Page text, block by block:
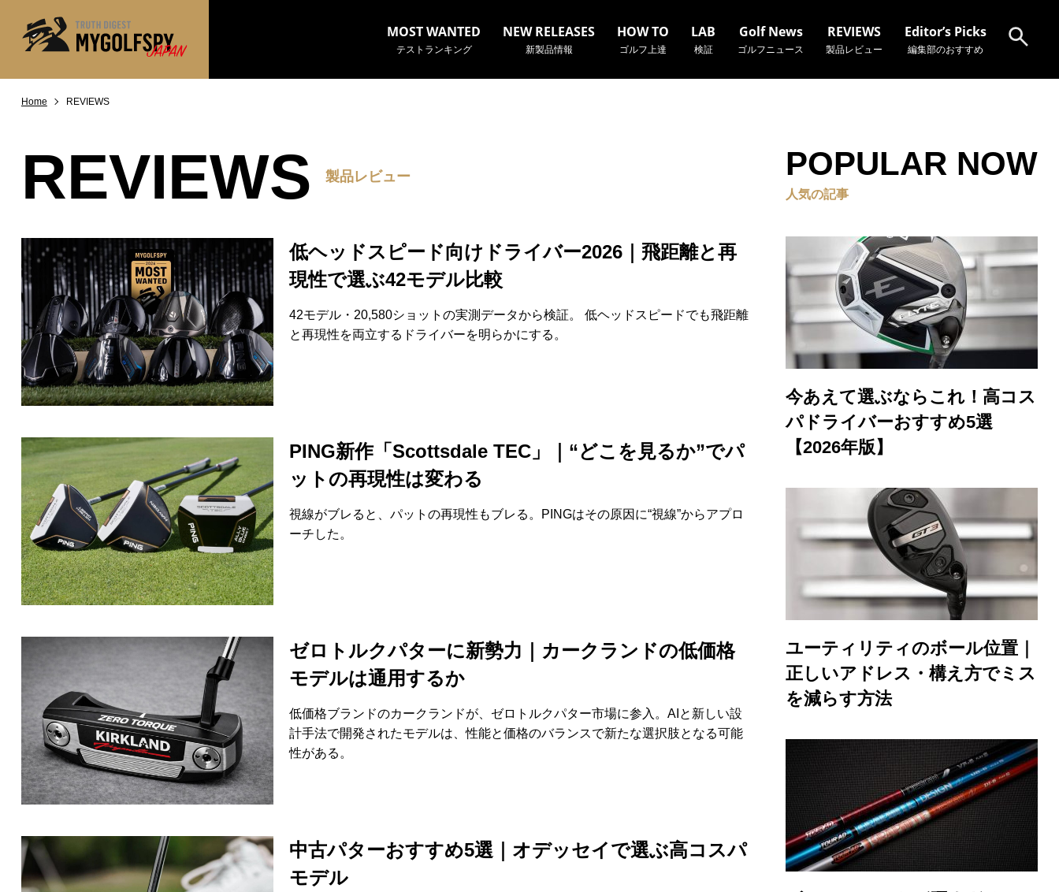
MOST WANTED
テストランキング
NEW RELEASES
新製品情報
HOW TO
ゴルフ上達
LAB
検証
Golf News
ゴルフニュース
REVIEWS
製品レビュー
Editor’s Picks
編集部のおすすめ
Home REVIEWS
REVIEWS 製品レビュー
低ヘッドスピード向けドライバー2026｜飛距離と再
現性で選ぶ42モデル比較
42モデル・20,580ショットの実測データから検証。 低ヘッドスピードでも飛距離
と再現性を両立するドライバーを明らかにする。
PING新作「Scottsdale TEC」｜“どこを見るか”でパ
ットの再現性は変わる
視線がブレると、パットの再現性もブレる。PINGはその原因に“視線”からアプロ
ーチした。
ゼロトルクパターに新勢力｜カークランドの低価格
モデルは通用するか
低価格ブランドのカークランドが、ゼロトルクパター市場に参入。AIと新しい設
計手法で開発されたモデルは、性能と価格のバランスで新たな選択肢となる可能
性がある。
中古パターおすすめ5選｜オデッセイで選ぶ高コスパ
モデル
POPULAR NOW
人気の記事
今あえて選ぶならこれ！高コス
パドライバーおすすめ5選
【2026年版】
ユーティリティのボール位置｜
正しいアドレス・構え方でミス
を減らす方法
MOST WANTED
HOW TO ゴルフ上達・実践テクニック
Golf News ゴルフニュース
REVIEWS 製品レビュー
DRIVERS ドライバー
FAIRWAY WOODS フェアウェイウッド
HYBRIDS ハイブリッド
IRONS アイアン
WEDGES ウェッジ
PUTTERS パター
OTHER その他
Editor’s Picks 編集部のおすすめ
Our Team 私たちのチーム
Our Mission 私たちの使命
ABOUT US MyGolfSpyJapanとは？
※メーカー名やクラブ名など、検索したい事柄を入力してください。